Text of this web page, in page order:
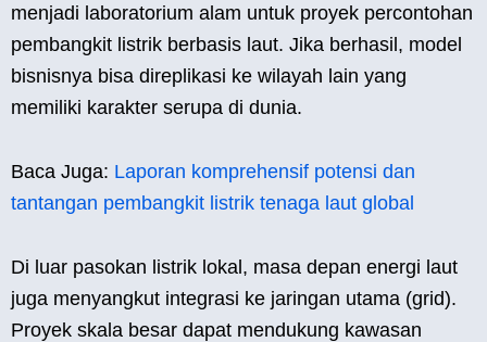
menjadi laboratorium alam untuk proyek percontohan
pembangkit listrik berbasis laut. Jika berhasil, model
bisnisnya bisa direplikasi ke wilayah lain yang
memiliki karakter serupa di dunia.
Baca Juga: Laporan komprehensif potensi dan
tantangan pembangkit listrik tenaga laut global
Di luar pasokan listrik lokal, masa depan energi laut
juga menyangkut integrasi ke jaringan utama (grid).
Proyek skala besar dapat mendukung kawasan